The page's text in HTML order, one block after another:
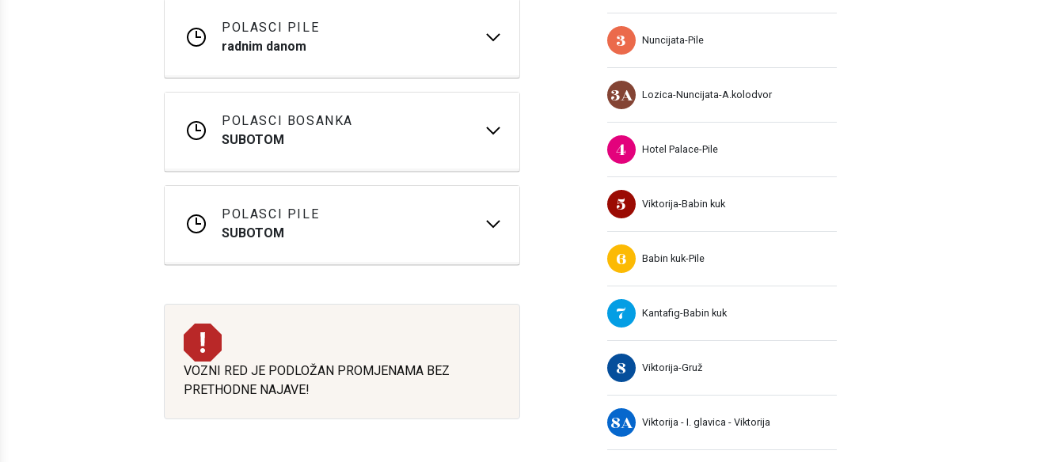
POLASCI PILE
radnim danom
POLASCI BOSANKA
SUBOTOM
POLASCI PILE
SUBOTOM
VOZNI RED JE PODLOŽAN PROMJENAMA BEZ
PRETHODNE NAJAVE!
3 Nuncijata-Pile
3A Lozica-Nuncijata-A.kolodvor
4 Hotel Palace-Pile
5 Viktorija-Babin kuk
6 Babin kuk-Pile
7 Kantafig-Babin kuk
8 Viktorija-Gruž
8A Viktorija - I. glavica - Viktorija